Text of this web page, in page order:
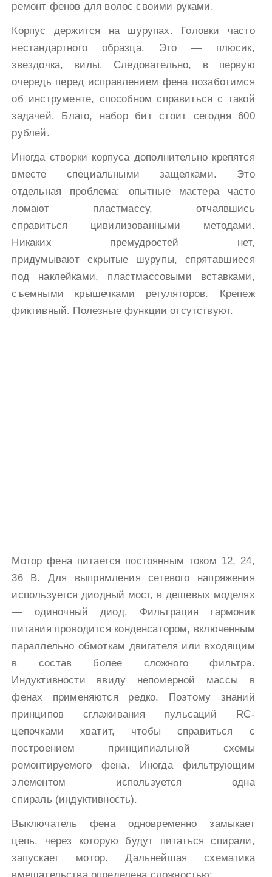
ремонт фенов для волос своими руками.
Корпус держится на шурупах. Головки часто
нестандартного образца. Это — плюсик,
звездочка, вилы. Следовательно, в первую
очередь перед исправлением фена позаботимся
об инструменте, способном справиться с такой
задачей. Благо, набор бит стоит сегодня 600
рублей.
Иногда створки корпуса дополнительно крепятся
вместе специальными защелками. Это
отдельная проблема: опытные мастера часто
ломают пластмассу, отчаявшись
справиться цивилизованными методами.
Никаких премудростей нет,
придумывают скрытые шурупы, спрятавшиеся
под наклейками, пластмассовыми вставками,
съемными крышечками регуляторов. Крепеж
фиктивный. Полезные функции отсутствуют.
Мотор фена питается постоянным током 12, 24,
36 В. Для выпрямления сетевого напряжения
используется диодный мост, в дешевых моделях
— одиночный диод. Фильтрация гармоник
питания проводится конденсатором, включенным
параллельно обмоткам двигателя или входящим
в состав более сложного фильтра.
Индуктивности ввиду непомерной массы в
фенах применяются редко. Поэтому знаний
принципов сглаживания пульсаций RC-
цепочками хватит, чтобы справиться с
построением принципиальной схемы
ремонтируемого фена. Иногда фильтрующим
элементом используется одна
спираль (индуктивность).
Выключатель фена одновременно замыкает
цепь, через которую будут питаться спирали,
запускает мотор. Дальнейшая схематика